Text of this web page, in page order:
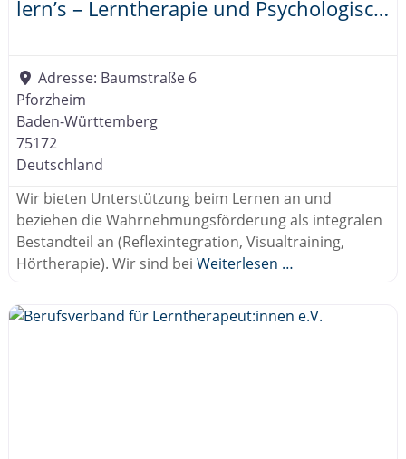
lern’s – Lerntherapie und Psychologische Beratung
Adresse: Baumstraße 6
Pforzheim
Baden-Württemberg
75172
Deutschland
Wir bieten Unterstützung beim Lernen an und
beziehen die Wahrnehmungsförderung als integralen
Bestandteil an (Reflexintegration, Visualtraining,
Hörtherapie). Wir sind bei Weiterlesen …